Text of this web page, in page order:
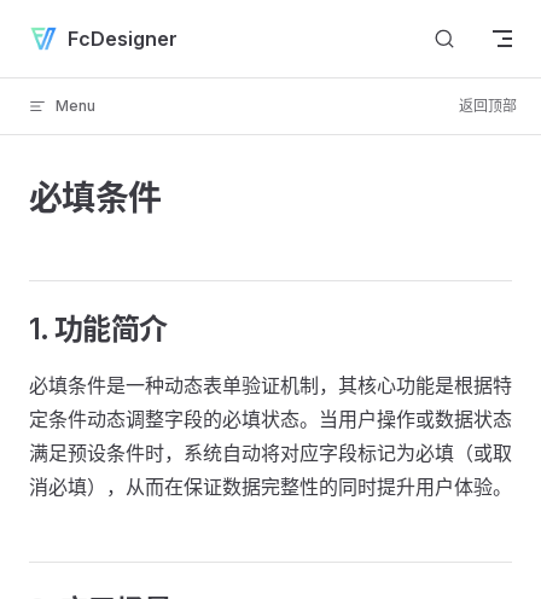
Skip to content
FcDesigner
Menu 返回顶部
必填条件
1. 功能简介
必填条件是一种动态表单验证机制，其核心功能是根据特
定条件动态调整字段的必填状态。当用户操作或数据状态
满足预设条件时，系统自动将对应字段标记为必填（或取
消必填），从而在保证数据完整性的同时提升用户体验。